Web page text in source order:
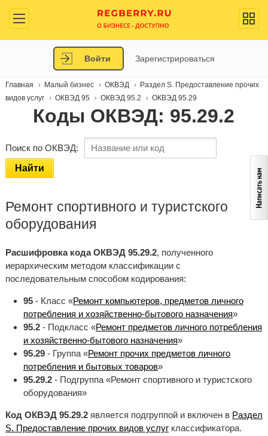
Войти Зарегистрироваться
Главная Малый бизнес ОКВЭД
Раздел S. Предоставление прочих
видов услуг
ОКВЭД 95 ОКВЭД 95.2 ОКВЭД 95.29
Коды ОКВЭД: 95.29.2
Поиск по ОКВЭД:
Найти
Ремонт спортивного и туристского
оборудования
Расшифровка кода ОКВЭД 95.29.2, полученного
иерархическим методом классификации с
последовательным способом кодирования:
95- Класс «Ремонт компьютеров, предметов личного
потребления и хозяйственно-бытового назначения»
95.2- Подкласс «Ремонт предметов личного потребления
и хозяйственно-бытового назначения»
95.29- Группа «Ремонт прочих предметов личного
потребления и бытовых товаров»
95.29.2- Подгруппа «Ремонт спортивного и туристского
оборудования»
Код ОКВЭД 95.29.2является подгруппой и включен в Раздел
S. Предоставление прочих видов услугклассификатора.